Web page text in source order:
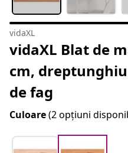
vidaXL
vidaXL Blat de
cm,
de fag
Culoare(2 opțiuni